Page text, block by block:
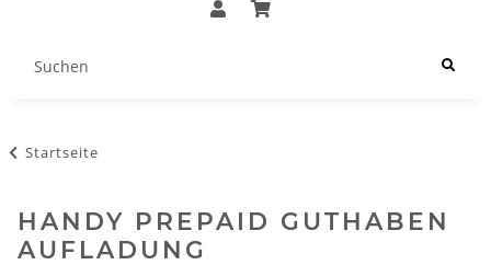
Startseite
HANDY PREPAID GUTHABEN
AUFLADUNG